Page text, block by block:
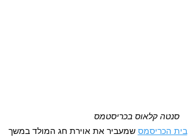
סנטה קלאוס בכריסטמס
בית הכריסמס שמעביר את אוירת חג המולד במשך